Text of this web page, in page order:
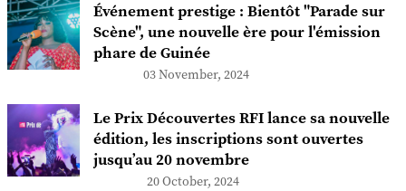
Événement prestige : Bientôt "Parade sur
Scène", une nouvelle ère pour l'émission
phare de Guinée
03 November, 2024
Le Prix Découvertes RFI lance sa nouvelle
édition, les inscriptions sont ouvertes
jusqu’au 20 novembre
20 October, 2024